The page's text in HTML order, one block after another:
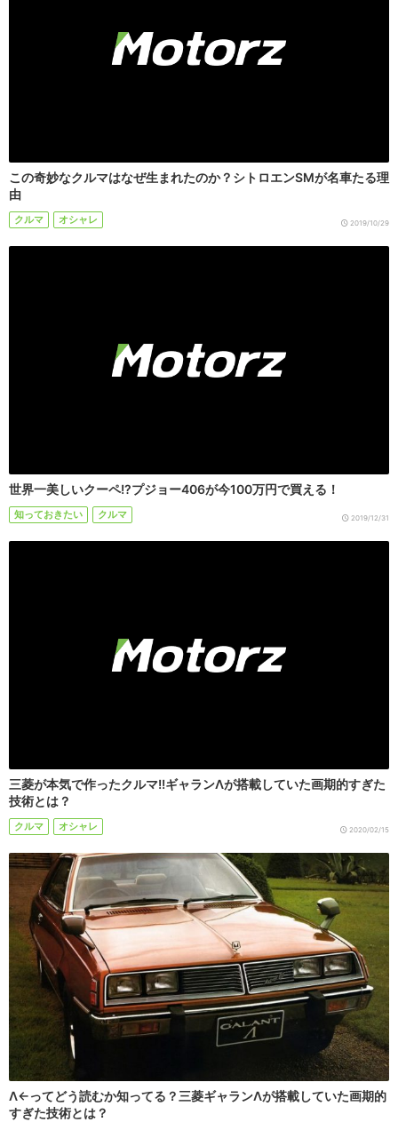
この奇妙なクルマはなぜ生まれたのか？シトロエンSMが名車たる理
由
クルマ オシャレ 2019/10/29
世界一美しいクーペ!?プジョー406が今100万円で買える！
知っておきたい クルマ 2019/12/31
三菱が本気で作ったクルマ!!ギャランΛが搭載していた画期的すぎた
技術とは？
クルマ オシャレ 2020/02/15
Λ←ってどう読むか知ってる？三菱ギャランΛが搭載していた画期的
すぎた技術とは？